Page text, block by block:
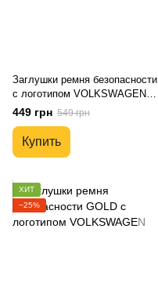
Заглушки ремня безопасности
с логотипом VOLKSWAGEN
Premium GOLD
449 грн 549 грн
Купить
ХИТ
−25%